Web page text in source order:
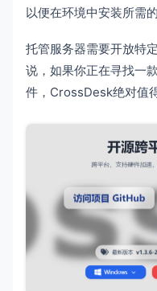
以便在环境中安装所需
托管服务器需要开放特
说，如果你正在寻找一
件，CrossDesk绝对值